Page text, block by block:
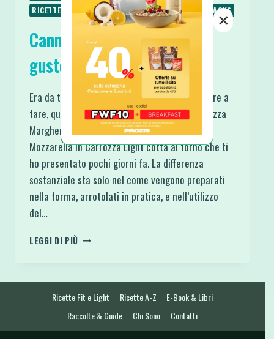
RICETTE SENZA BURRO
SECONDI SPUNTINI E SNACKS
Cannoli di Sandwiches al
gusto Pizza Margherita
Era da tempo che mi ripetevo di doverli provare a
fare, questi Cannoli di Sandwiches al gusto Pizza
Margherita che non sono molto diversi dalla
Mozzarella in Carrozza Light cotta al forno che ti
ho presentato pochi giorni fa. La differenza
sostanziale sta solo nel come vengono preparati
nella forma, arrotolati in pratica, e nell’utilizzo
del…
LEGGI DI PIÙ CANNOLI
PIZZA
MARGHERITA
Ricette Fit e Light Ricette A-Z
E-Book & Libri
Raccolte & Guide
Chi Sono Contatti
×